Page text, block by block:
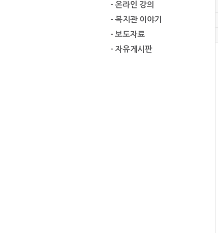
- 온라인 강의
- 복지관 이야기
- 보도자료
- 자유게시판